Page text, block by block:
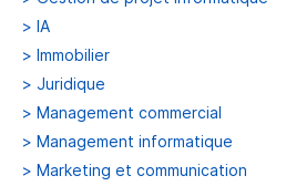
> IA
> Immobilier
> Juridique
> Management commercial
> Management informatique
> Marketing et communication